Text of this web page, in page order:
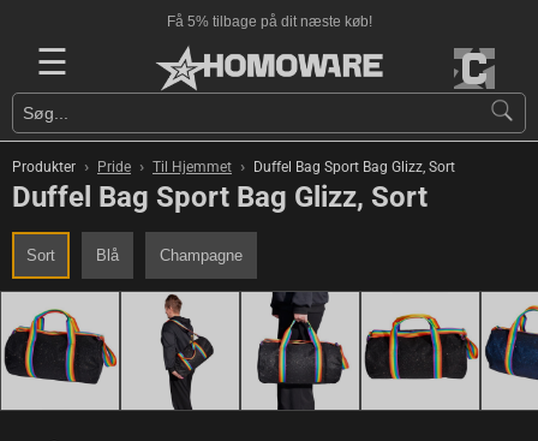
Få 5% tilbage på dit næste køb!
☰
Produkter › Pride › Til Hjemmet › Duffel Bag Sport Bag Glizz, Sort
Duffel Bag Sport Bag Glizz, Sort
Sort Blå Champagne